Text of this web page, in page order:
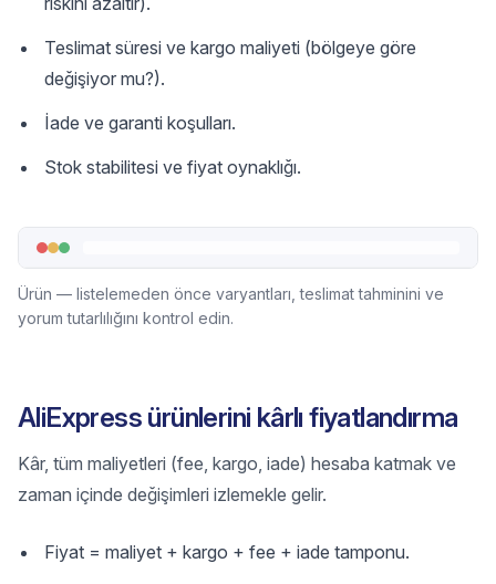
Teslimat süresi ve kargo maliyeti (bölgeye göre
değişiyor mu?).
İade ve garanti koşulları.
Stok stabilitesi ve fiyat oynaklığı.
Ürün — listelemeden önce varyantları, teslimat tahminini ve
yorum tutarlılığını kontrol edin.
AliExpress ürünlerini kârlı fiyatlandırma
Kâr, tüm maliyetleri (fee, kargo, iade) hesaba katmak ve
zaman içinde değişimleri izlemekle gelir.
Fiyat = maliyet + kargo + fee + iade tamponu.